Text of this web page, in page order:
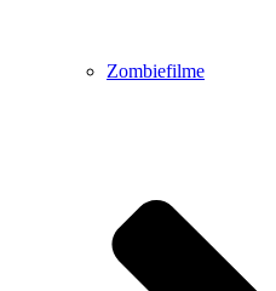
Zombiefilme